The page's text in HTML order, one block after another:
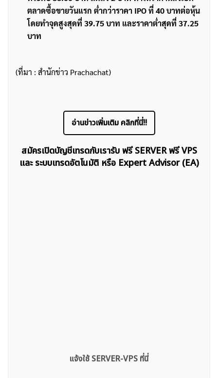
ค้นหา
ตลาดซื้อขายวันแรก ต่ำกว่าราคา IPO ที่ 40 บาทต่อหุ้น
โดยทำจุดสูงสุดที่ 39.75 บาท และราคาต่ำสุดที่ 37.25
บาท
(ที่มา : สำนักข่าว Prachachat)
อ่านข่าวเพิ่มเติม คลิกที่นี่!!
สมัครเปิดบัญชีเทรดกับเรารับ ฟรี SERVER ฟรี VPS
และ ระบบเทรดอัตโนมัติ หรือ Expert Advisor (EA)
แจ้งใช้ SERVER-VPS ที่นี่